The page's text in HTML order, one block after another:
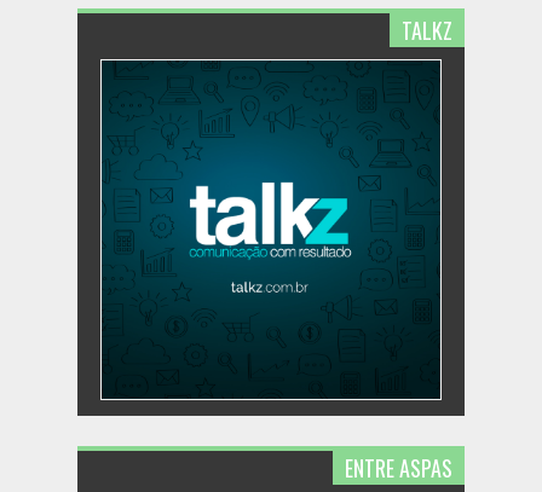
TALKZ
ENTRE ASPAS